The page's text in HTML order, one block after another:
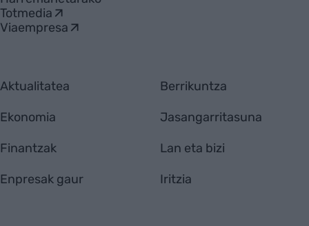
Totmedia
Viaempresa
Aktualitatea
Ekonomia
Finantzak
Enpresak gaur
Berrikuntza
Jasangarritasuna
Lan eta bizi
Iritzia